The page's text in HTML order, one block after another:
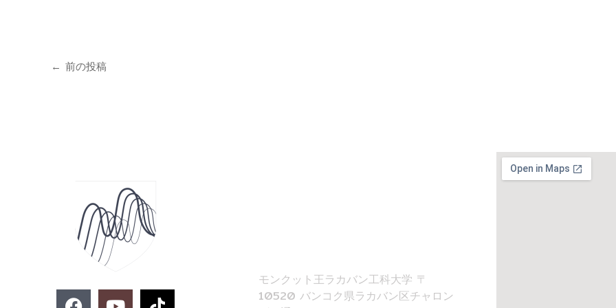
← 前の投稿
F Y T
モンクット王ラカバン工科大学 〒
10520 バンコク県ラカバン区チャロン